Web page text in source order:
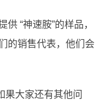
“神速胺”的样品，
的销售代表，他们会
果大家还有其他问